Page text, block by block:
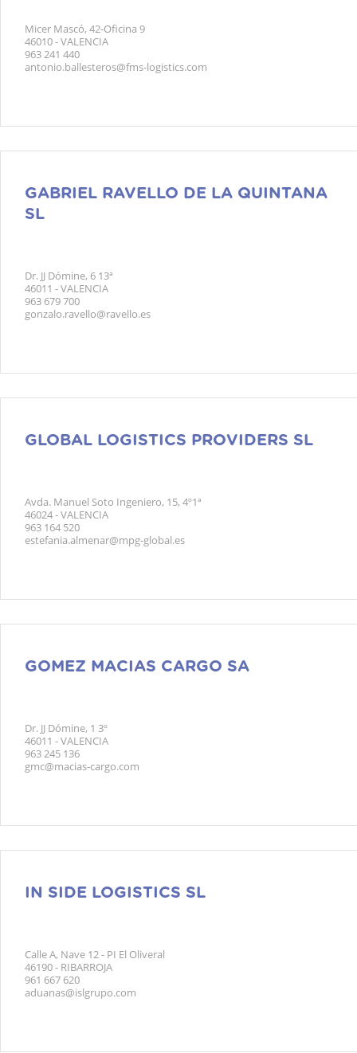
Micer Mascó, 42-Oficina 9
46010 - VALENCIA
963 241 440
antonio.ballesteros@fms-logistics.com
GABRIEL RAVELLO DE LA QUINTANA
SL
Dr. JJ Dómine, 6 13ª
46011 - VALENCIA
963 679 700
gonzalo.ravello@ravello.es
GLOBAL LOGISTICS PROVIDERS SL
Avda. Manuel Soto Ingeniero, 15, 4º1ª
46024 - VALENCIA
963 164 520
estefania.almenar@mpg-global.es
GOMEZ MACIAS CARGO SA
Dr. JJ Dómine, 1 3º
46011 - VALENCIA
963 245 136
gmc@macias-cargo.com
IN SIDE LOGISTICS SL
Calle A, Nave 12 - PI El Oliveral
46190 - RIBARROJA
961 667 620
aduanas@islgrupo.com